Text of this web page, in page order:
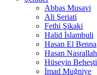
Abbas Musavi
Ali Şeriati
Fethi Şikaki
Halid İslambuli
Hasan El Benna
Hasan Nasrallah
Hüseyin Beheşti
İmad Muğniye